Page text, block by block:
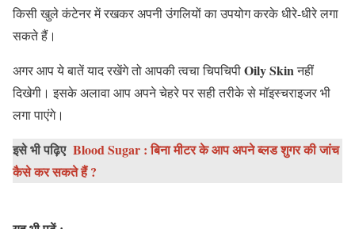
किसी खुले कंटेनर में रखकर अपनी उंगलियों का उपयोग करके धीरे-धीरे लगा
सकते हैं।
अगर आप ये बातें याद रखेंगे तो आपकी त्वचा चिपचिपीOily Skinनहीं
दिखेगी। इसके अलावा आप अपने चेहरे पर सही तरीके से मॉइस्चराइजर भी
लगा पाएंगे।
इसे भी पढ़िए Blood Sugar : बिना मीटर के आप अपने ब्लड शुगर की जांच
कैसे कर सकते हैं ?